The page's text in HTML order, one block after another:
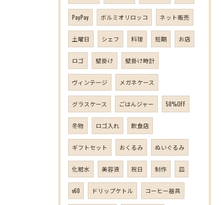
PayPay ボルミオリロッコ ネット販売
土曜日 シェフ 料理 短期 お店
ロゴ 壁掛け 壁掛け時計
ヴィンテージ メガネケース
グラスケース ごはんジャー 50%OFF
冬物 ロゴ入れ 飲食店
ギフトセット おくるみ ぬいぐるみ
化粧水 美容液 祝日 制作 皿
v60 ドリップケトル コーヒー器具